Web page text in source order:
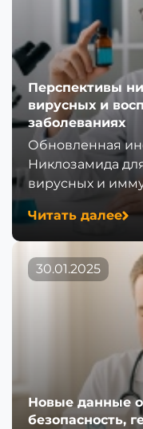
Перспективы
вирусных и
заболеваниях
Обновленная
Никлозамида
вирусных и
Читать далее
30.01.2025
Новые данные
безопасность,